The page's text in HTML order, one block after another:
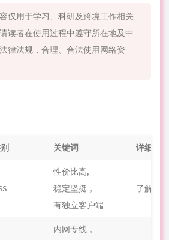
仅用于学习、科研及跨境工作相关
读者在使用过程中遵守所在地及中
律法规，合理、合法使用网络资
关键词 详细介绍
性价比高,
稳定坚挺，
有独立客户端
了解更多
内网专线 ，